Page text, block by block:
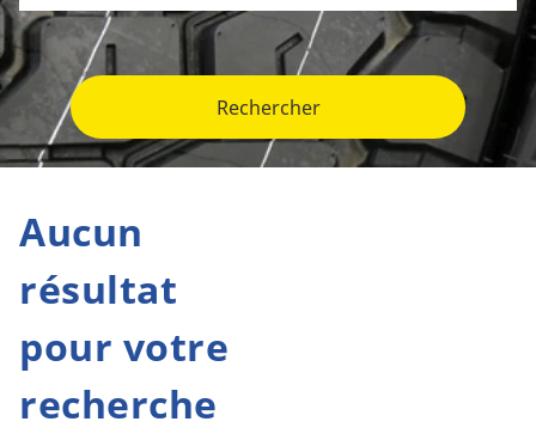
Rechercher
Aucun
résultat
pour votre
recherche